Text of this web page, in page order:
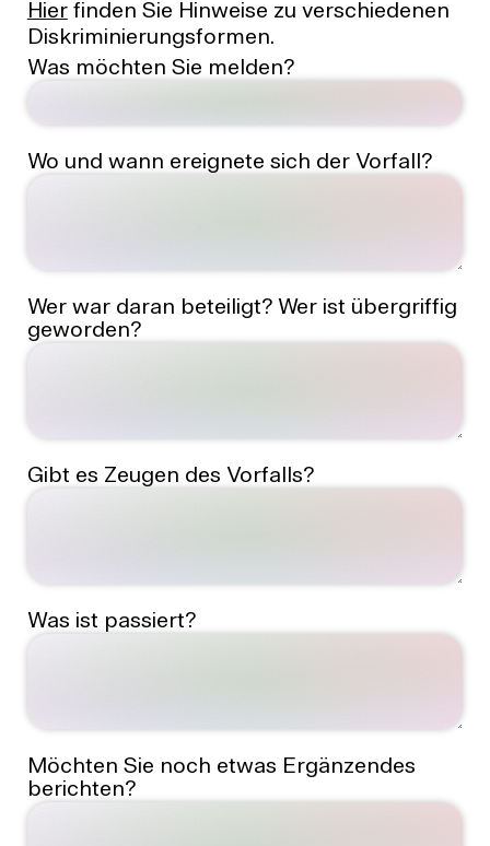
Hierfinden Sie Hinweise zu verschiedenen
Diskriminierungsformen.
Was möchten Sie melden?
Wo und wann ereignete sich der Vorfall?
Wer war daran beteiligt? Wer ist übergriffig
geworden?
Gibt es Zeugen des Vorfalls?
Was ist passiert?
Möchten Sie noch etwas Ergänzendes
berichten?